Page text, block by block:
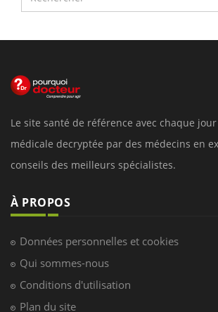
Le site santé de référence avec chaque
médicale decryptée par des médecins en
conseils des meilleurs spécialistes.
À PROPOS
Données personnelles et cookies
Qui sommes-nous
Conditions d'utilisation
Plan du site